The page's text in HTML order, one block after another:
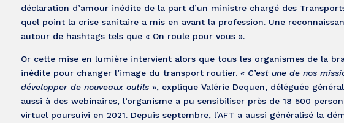
déclaration d’amour inédite de la part d’un ministre chargé des
quel point la crise sanitaire a mis en avant la profession. Une
autour de hashtags tels que « On roule pour vous ».
Or cette mise en lumière intervient alors que tous les organismes de la
inédite pour changer l’image du transport routier. « C’est une de nos
développer de nouveaux outils», explique Valérie Dequen, déléguée
aussi à des webinaires, l’organisme a pu sensibiliser près de 18 500
virtuel poursuivi en 2021. Depuis septembre, l’AFT a aussi généralisé la